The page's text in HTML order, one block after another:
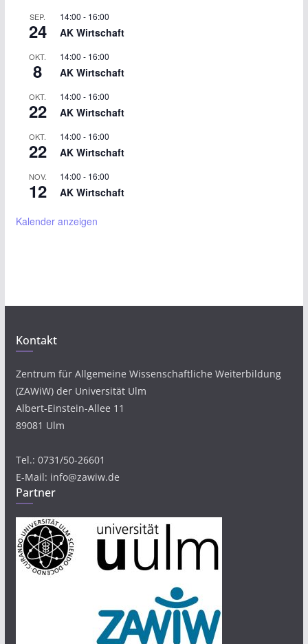
SEP.
24
14:00 - 16:00
AK Wirtschaft
OKT.
8
14:00 - 16:00
AK Wirtschaft
OKT.
22
14:00 - 16:00
AK Wirtschaft
OKT.
22
14:00 - 16:00
AK Wirtschaft
NOV.
12
14:00 - 16:00
AK Wirtschaft
Kalender anzeigen
Kontakt
Zentrum für Allgemeine Wissenschaftliche Weiterbildung
(ZAWiW) der Universität Ulm
Albert-Einstein-Allee 11
89081 Ulm
Tel.: 0731/50-26601
E-Mail: info@zawiw.de
Partner